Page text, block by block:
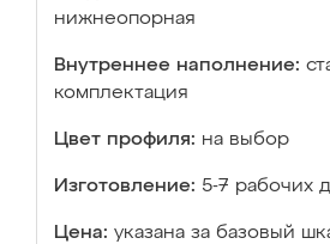
нижнеопорная
Внутреннее наполнение:
комплектация
Цвет профиля: на выбор
Изготовление: 5-7 рабочих
Цена: указана за базовый